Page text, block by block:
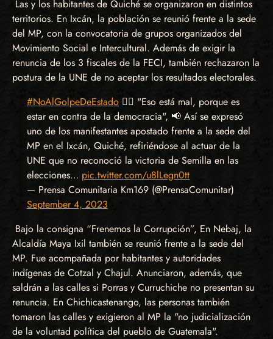
Las y los habitantes de Quiché se organizaron en distintos
territorios. En Ixcán, la población se reunió frente a la sede
del MP, con la convocatoria de grupos organizados del
Movimiento Social e Intercultural. Además de exigir la
renuncia de los 3 fiscales de la FECI, también rechazaron la
postura de la UNE de no aceptar los resultados electorales.
#NoAlGolpeDeEstado ✊🏽 "Eso está mal, porque es
estar en contra de la democracia", 📢 Así se expresó
uno de los manifestantes apostado frente a la sede del
MP en el Ixcán, Quiché, refiriéndose al actuar de la
UNE que no reconoció la victoria de Semilla en las
elecciones… pic.twitter.com/u8lLegn0tt
— Prensa Comunitaria Km169 (@PrensaComunitar)
September 4, 2023
Bajo la consigna “Frenemos la Corrupción”, En Nebaj, la
Alcaldía Maya Ixil también se reunió frente a la sede del
MP. Fue acompañada por habitantes y autoridades
indígenas de Cotzal y Chajul. Anunciaron, además, que
saldrán a las calles si Porras y Curruchiche no presentan su
renuncia. En Chichicastenango, las personas también
tomaron las calles y exigieron al MP la "no judicialización
de la voluntad política del pueblo de Guatemala".